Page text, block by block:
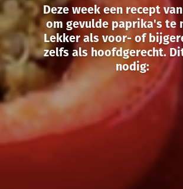
Deze week een recept
om gevulde paprika's te
Lekker als voor- of
zelfs als hoofdgerecht.
nodig: